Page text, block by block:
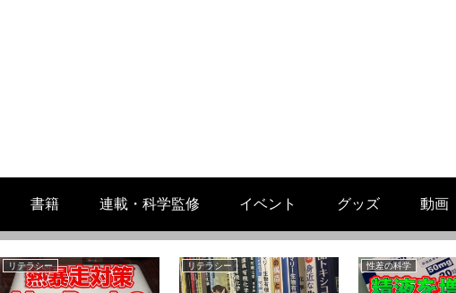
書籍 連載・科学監修 イベント グッズ 動画
リテラシー リテラシー 性差の科学